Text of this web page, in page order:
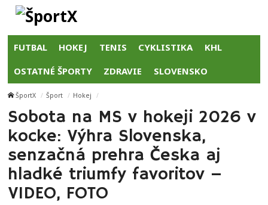
FUTBAL HOKEJ TENIS CYKLISTIKA KHL
OSTATNÉ ŠPORTY ZDRAVIE SLOVENSKO
ŠportX Šport Hokej
Sobota na MS v hokeji 2026 v
kocke: Výhra Slovenska,
senzačná prehra Česka aj
hladké triumfy favoritov –
VIDEO, FOTO